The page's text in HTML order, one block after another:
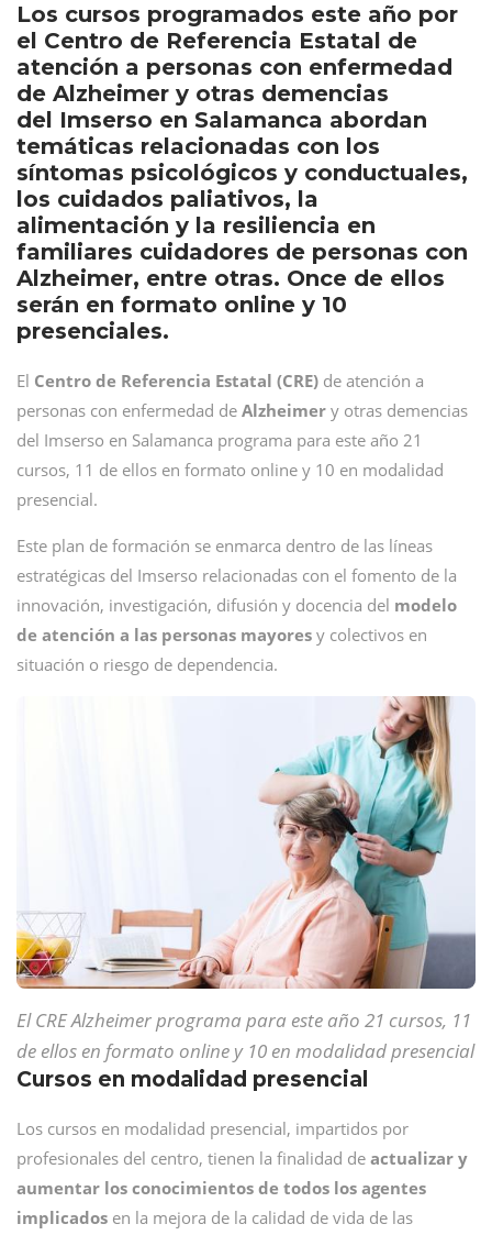
Los cursos programados este año por
el Centro de Referencia Estatal de
atención a personas con enfermedad
de Alzheimer y otras demencias
del Imserso en Salamanca abordan
temáticas relacionadas con los
síntomas psicológicos y conductuales,
los cuidados paliativos, la
alimentación y la resiliencia en
familiares cuidadores de personas con
Alzheimer, entre otras. Once de ellos
serán en formato online y 10
presenciales.
El Centro de Referencia Estatal (CRE) de atención a
personas con enfermedad de Alzheimer y otras demencias
del Imserso en Salamanca programa para este año 21
cursos, 11 de ellos en formato online y 10 en modalidad
presencial.
Este plan de formación se enmarca dentro de las líneas
estratégicas del Imserso relacionadas con el fomento de la
innovación, investigación, difusión y docencia del modelo
de atención a las personas mayores y colectivos en
situación o riesgo de dependencia.
El CRE Alzheimer programa para este año 21 cursos, 11
de ellos en formato online y 10 en modalidad presencial
Cursos en modalidad presencial
Los cursos en modalidad presencial, impartidos por
profesionales del centro, tienen la finalidad de actualizar y
aumentar los conocimientos de todos los agentes
implicados en la mejora de la calidad de vida de las